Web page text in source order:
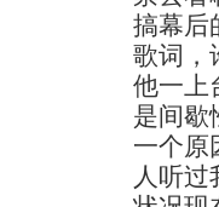
搞幕后
歌词，
他一上
是间歇
一个原
人听